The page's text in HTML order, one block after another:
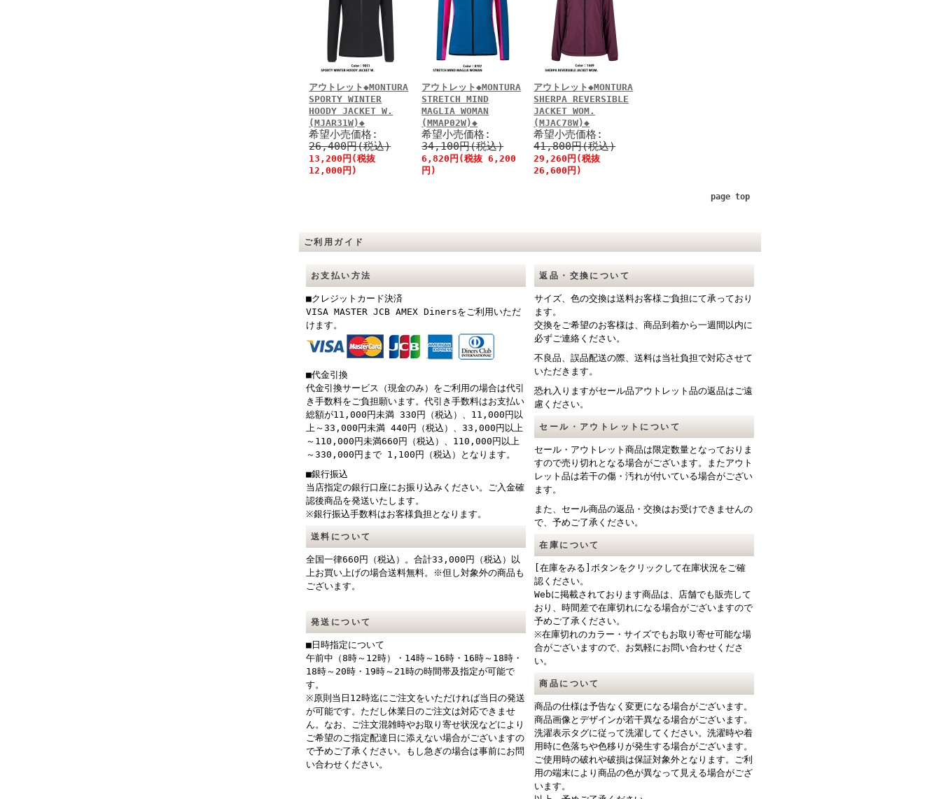
アウトレット◆MONTURA
SPORTY WINTER
HOODY JACKET W.
(MJAR31W)◆
希望小売価格:
26,400円(税込)
13,200円(税抜
12,000円)
アウトレット◆MONTURA
STRETCH MIND
MAGLIA WOMAN
(MMAP02W)◆
希望小売価格:
34,100円(税込)
6,820円(税抜 6,200
円)
アウトレット◆MONTURA
SHERPA REVERSIBLE
JACKET WOM.
(MJAC78W)◆
希望小売価格:
41,800円(税込)
29,260円(税抜
26,600円)
page top
ご利用ガイド
お支払い方法
■クレジットカード決済
VISA MASTER JCB AMEX Dinersをご利用いただ
けます。
■代金引換
代金引換サービス（現金のみ）をご利用の場合は代引
き手数料をご負担願います。代引き手数料はお支払い
総額が11,000円未満 330円（税込）、11,000円以
上～33,000円未満 440円（税込）、33,000円以上
～110,000円未満660円（税込）、110,000円以上
～330,000円まで 1,100円（税込）となります。
■銀行振込
当店指定の銀行口座にお振り込みください。ご入金確
認後商品を発送いたします。
※銀行振込手数料はお客様負担となります。
送料について
全国一律660円（税込）。合計33,000円（税込）以
上お買い上げの場合送料無料。※但し対象外の商品も
ございます。
発送について
■日時指定について
午前中（8時～12時）・14時～16時・16時～18時・
18時～20時・19時～21時の時間帯及指定が可能で
す。
※原則当日12時迄にご注文をいただければ当日の発送
が可能です。ただし休業日のご注文は対応できませ
ん。なお、ご注文混雑時やお取り寄せ状況などにより
ご希望のご指定配達日に添えない場合がございますの
で予めご了承ください。もし急ぎの場合は事前にお問
い合わせください。
返品・交換について
サイズ、色の交換は送料お客様ご負担にて承っており
ます。
交換をご希望のお客様は、商品到着から一週間以内に
必ずご連絡ください。
不良品、誤品配送の際、送料は当社負担で対応させて
いただきます。
恐れ入りますがセール品アウトレット品の返品はご遠
慮ください。
セール・アウトレットについて
セール・アウトレット商品は限定数量となっておりま
すので売り切れとなる場合がございます。またアウト
レット品は若干の傷・汚れが付いている場合がござい
ます。
また、セール商品の返品・交換はお受けできませんの
で、予めご了承ください。
在庫について
[在庫をみる]ボタンをクリックして在庫状況をご確
認ください。
Webに掲載されております商品は、店舗でも販売して
おり、時間差で在庫切れになる場合がございますので
予めご了承ください。
※在庫切れのカラー・サイズでもお取り寄せ可能な場
合がございますので、お気軽にお問い合わせくださ
い。
商品について
商品の仕様は予告なく変更になる場合がございます。
商品画像とデザインが若干異なる場合がございます。
洗濯表示タグに従って洗濯してください。洗濯時や着
用時に色落ちや色移りが発生する場合がございます。
ご使用時の破れや破損は保証対象外となります。ご利
用の端末により商品の色が異なって見える場合がござ
います。